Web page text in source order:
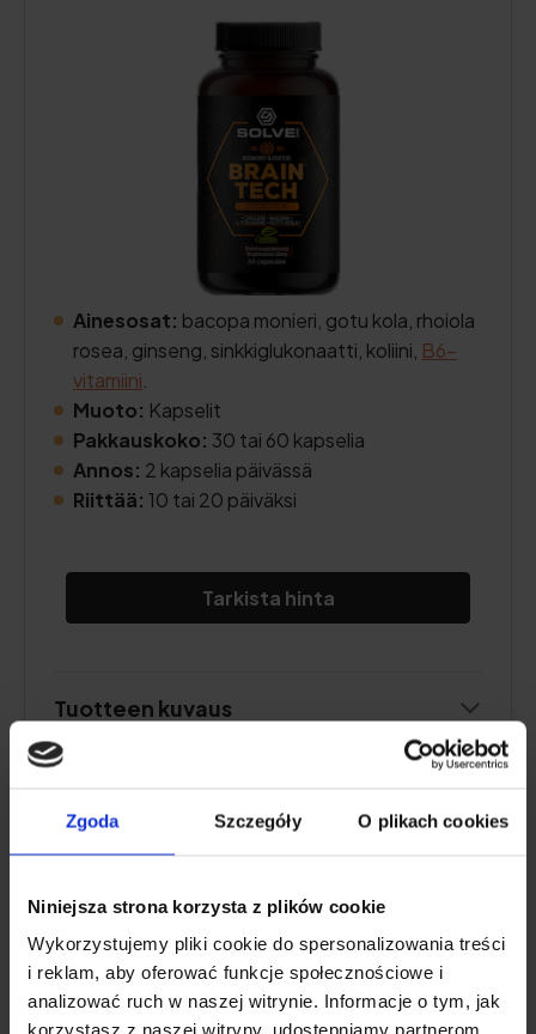
Zgoda Szczegóły O plikach cookies
Niniejsza strona korzysta z plików cookie
Wykorzystujemy pliki cookie do spersonalizowania treści
i reklam, aby oferować funkcje społecznościowe i
analizować ruch w naszej witrynie. Informacje o tym, jak
korzystasz z naszej witryny, udostępniamy partnerom
Ainesosat: bacopa monieri, gotu kola, rhoiola
rosea, ginseng, sinkkiglukonaatti, koliini, B6-
vitamiini
Muoto: Kapselit
Pakkauskoko: 30 tai 60 kapselia
Annos: 2 kapselia päivässä
Riittää: 10 tai 20 päiväksi
Tarkista hinta
Tuotteen kuvaus
Lisätietoja
JOPA 5 ADAPTOGEENIÄ